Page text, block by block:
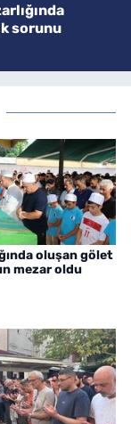
sorunu
oluşan gölet
mezar oldu